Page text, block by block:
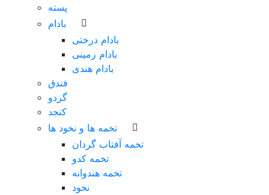
پسته
بادام
بادام درختی
بادام زمینی
بادام هندی
فندق
گردو
کنجد
تخمه ها و نخود ها
تخمه آفتاب گردان
تخمه کدو
تخمه هندوانه
نخود